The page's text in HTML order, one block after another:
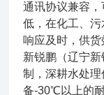
通讯协议兼容
低，在化工、
响应及时，供货
新锐鹏（辽宁
制，深耕水处
备-30℃以上的